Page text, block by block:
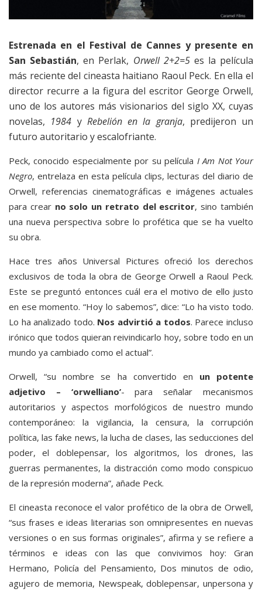
Estrenada en el Festival de Cannes y presente en
San Sebastián, en Perlak, Orwell 2+2=5es la película
más reciente del cineasta haitiano Raoul Peck. En ella el
director recurre a la figura del escritor George Orwell,
uno de los autores más visionarios del siglo XX, cuyas
novelas, 1984 y Rebelión en la granja, predijeron un
futuro autoritario y escalofriante.
Peck, conocido especialmente por su película I Am Not Your
Negro, entrelaza en esta película clips, lecturas del diario de
Orwell, referencias cinematográficas e imágenes actuales
para crear no solo un retrato del escritor, sino también
una nueva perspectiva sobre lo profética que se ha vuelto
su obra.
Hace tres años Universal Pictures ofreció los derechos
exclusivos de toda la obra de George Orwell a Raoul Peck.
Este se preguntó entonces cuál era el motivo de ello justo
en ese momento. “Hoy lo sabemos”, dice: “Lo ha visto todo.
Lo ha analizado todo. Nos advirtió a todos. Parece incluso
irónico que todos quieran reivindicarlo hoy, sobre todo en un
mundo ya cambiado como el actual”.
Orwell, “su nombre se ha convertido en un potente
adjetivo – ‘orwelliano’- para señalar mecanismos
autoritarios y aspectos morfológicos de nuestro mundo
contemporáneo: la vigilancia, la censura, la corrupción
política, las fake news, la lucha de clases, las seducciones del
poder, el doblepensar, los algoritmos, los drones, las
guerras permanentes, la distracción como modo conspicuo
de la represión moderna”, añade Peck.
El cineasta reconoce el valor profético de la obra de Orwell,
“sus frases e ideas literarias son omnipresentes en nuevas
versiones o en sus formas originales”, afirma y se refiere a
términos e ideas con las que convivimos hoy: Gran
Hermano, Policía del Pensamiento, Dos minutos de odio,
agujero de memoria, Newspeak, doblepensar, unpersona y